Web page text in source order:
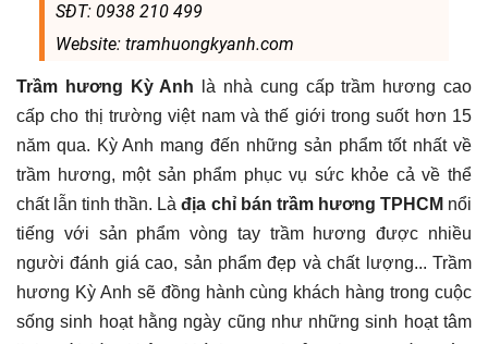
SĐT: 0938 210 499
Website: tramhuongkyanh.com
Trầm hương Kỳ Anh là nhà cung cấp trầm hương cao
cấp cho thị trường việt nam và thế giới trong suốt hơn 15
năm qua. Kỳ Anh mang đến những sản phẩm tốt nhất về
trầm hương, một sản phẩm phục vụ sức khỏe cả về thể
chất lẫn tinh thần. Là địa chỉ bán trầm hương TPHCM nổi
tiếng với sản phẩm vòng tay trầm hương được nhiều
người đánh giá cao, sản phẩm đẹp và chất lượng... Trầm
hương Kỳ Anh sẽ đồng hành cùng khách hàng trong cuộc
sống sinh hoạt hằng ngày cũng như những sinh hoạt tâm